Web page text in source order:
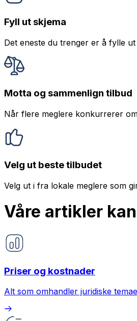
Fyll ut skjema
Det eneste du trenger er å fylle
Motta og sammenlign tilbud
Når flere meglere konkurrerer
Velg ut beste tilbudet
Velg ut i fra lokale meglere som
Våre artikler
Priser og kostnader
Alt som omhandler juridiske